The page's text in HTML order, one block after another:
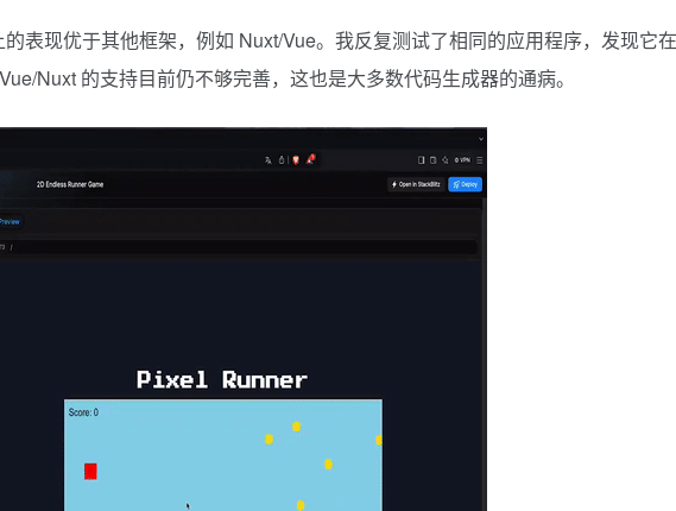
的表现优于其他框架，例如 Nuxt/Vue。我反复测试了相同的应用程序，发现它在
Nuxt 的支持目前仍不够完善，这也是大多数代码生成器的通病。